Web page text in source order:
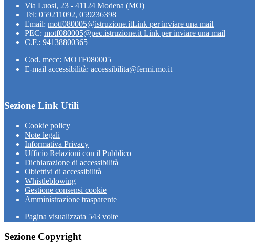
Via Luosi, 23 - 41124 Modena (MO)
Tel: 059211092, 059236398
Email: motf080005@istruzione.itLink per inviare una mail
PEC: motf080005@pec.istruzione.it Link per inviare una mail
C.F.: 94138800365
Cod. mecc: MOTF080005
E-mail accessibilità: accessibilita@fermi.mo.it
Sezione Link Utili
Cookie policy
Note legali
Informativa Privacy
Ufficio Relazioni con il Pubblico
Dichiarazione di accessibilità
Obiettivi di accessibilità
Whistleblowing
Gestione consensi cookie
Amministrazione trasparente
Pagina visualizzata 543 volte
Sezione Copyright